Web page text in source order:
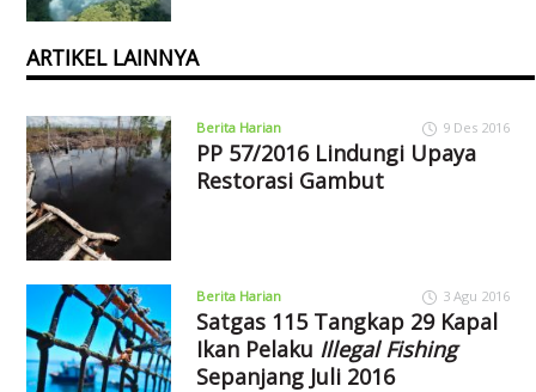
ARTIKEL LAINNYA
Berita Harian 9 Des 2016
PP 57/2016 Lindungi Upaya
Restorasi Gambut
Berita Harian 3 Agu 2016
Satgas 115 Tangkap 29 Kapal
Ikan Pelaku Illegal Fishing
Sepanjang Juli 2016